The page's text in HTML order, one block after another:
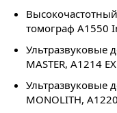
томограф А1550
Ультразвуковые
MASTER, A1214
Ультразвуковые
MONOLITH,